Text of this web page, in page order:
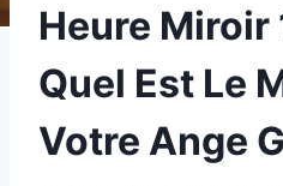
Heure Miroir
Quel Est Le
Votre Ange